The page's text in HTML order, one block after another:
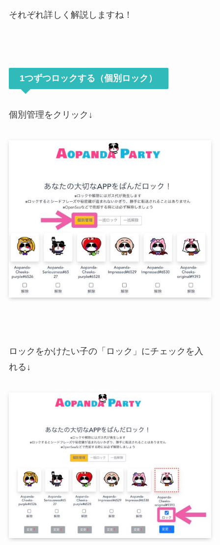
それぞれ詳しく解説しますね！
1つずつロックする（個別ロック）
個別管理をクリック↓
ロックをかけたい子の「ロック」にチェックを入
れる↓